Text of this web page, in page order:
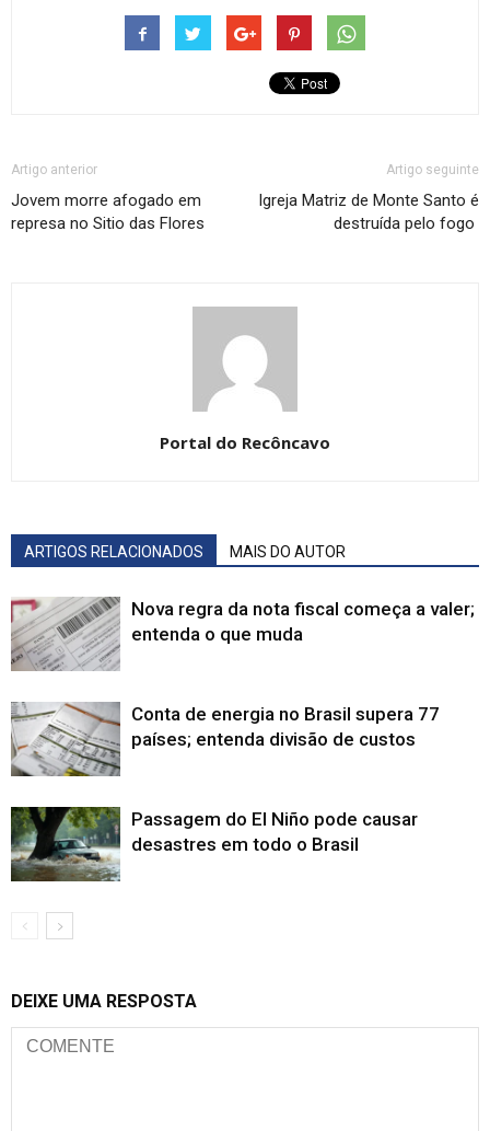
Artigo anterior
Jovem morre afogado em
represa no Sitio das Flores
Artigo seguinte
Igreja Matriz de Monte Santo é
destruída pelo fogo
Portal do Recôncavo
ARTIGOS RELACIONADOS MAIS DO AUTOR
Nova regra da nota fiscal começa a valer;
entenda o que muda
Conta de energia no Brasil supera 77
países; entenda divisão de custos
Passagem do El Niño pode causar
desastres em todo o Brasil
DEIXE UMA RESPOSTA